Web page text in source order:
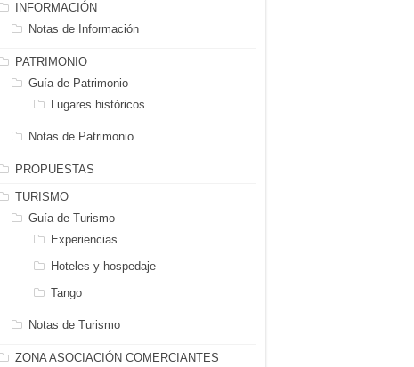
INFORMACIÓN
Notas de Información
PATRIMONIO
Guía de Patrimonio
Lugares históricos
Notas de Patrimonio
PROPUESTAS
TURISMO
Guía de Turismo
Experiencias
Hoteles y hospedaje
Tango
Notas de Turismo
ZONA ASOCIACIÓN COMERCIANTES